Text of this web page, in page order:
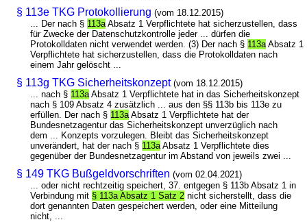
§ 113e TKG Protokollierung (vom 18.12.2015)
... Der nach § 113a Absatz 1 Verpflichtete hat sicherzustellen, dass
für Zwecke der Datenschutzkontrolle jeder ... dürfen die
Protokolldaten nicht verwendet werden. (3) Der nach § 113a Absatz 1
Verpflichtete hat sicherzustellen, dass die Protokolldaten nach
einem Jahr gelöscht ...
§ 113g TKG Sicherheitskonzept (vom 18.12.2015)
... nach § 113a Absatz 1 Verpflichtete hat in das Sicherheitskonzept
nach § 109 Absatz 4 zusätzlich ... aus den §§ 113b bis 113e zu
erfüllen. Der nach § 113a Absatz 1 Verpflichtete hat der
Bundesnetzagentur das Sicherheitskonzept unverzüglich nach
dem ... Konzepts vorzulegen. Bleibt das Sicherheitskonzept
unverändert, hat der nach § 113a Absatz 1 Verpflichtete dies
gegenüber der Bundesnetzagentur im Abstand von jeweils zwei ...
§ 149 TKG Bußgeldvorschriften (vom 02.04.2021)
... oder nicht rechtzeitig speichert, 37. entgegen § 113b Absatz 1 in
Verbindung mit § 113a Absatz 1 Satz 2 nicht sicherstellt, dass die
dort genannten Daten gespeichert werden, oder eine Mitteilung
nicht, ...